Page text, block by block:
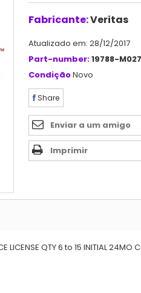
Fabricante:Veritas
Atualizado em: 28/12/2017
Part-number:19788-
CondiçãoNovo
Share
Enviar a um amigo
Imprimir
LICENSE QTY 6 to 15 INITIAL